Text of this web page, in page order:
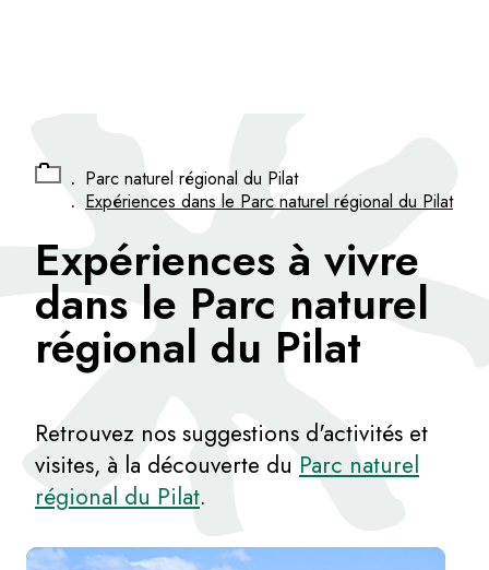
. Parc naturel régional du Pilat
. Expériences dans le Parc naturel régional du Pilat
Expériences à vivre
dans le Parc naturel
régional du Pilat
Retrouvez nos suggestions d'activités et
visites, à la découverte du Parc naturel
régional du Pilat.